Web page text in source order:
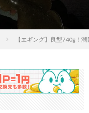
【エギング】良型740g！